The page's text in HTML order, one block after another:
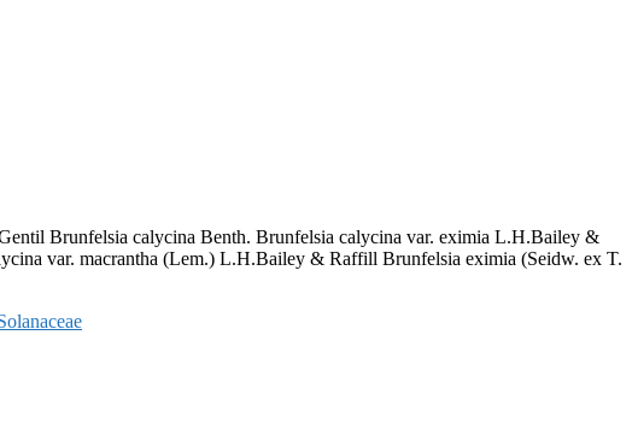
Brunfelsia calycina Benth. Brunfelsia calycina var. eximia L.H.Bailey &
var. macrantha (Lem.) L.H.Bailey & Raffill Brunfelsia eximia (Seidw. ex T.